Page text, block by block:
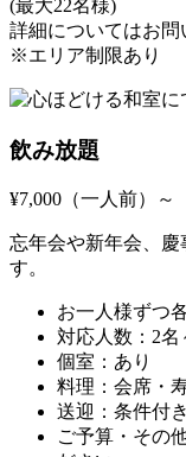
(最大22名様)
詳細についてはお問
※エリア制限あり
飲み放題
¥7,000（一人前）～
忘年会や新年会、慶
す。
お一人様ずつ
対応人数：2名
個室：あり
料理：会席・
送迎：条件付
ご予算・その